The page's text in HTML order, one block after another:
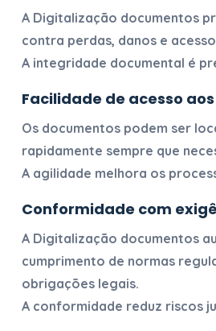
A Digitalização documentos
contra perdas, danos e
A integridade documental é
Facilidade de acesso
Os documentos podem ser
rapidamente sempre que
A agilidade melhora os
Conformidade com
A Digitalização documentos
cumprimento de normas
obrigações legais.
A conformidade reduz riscos